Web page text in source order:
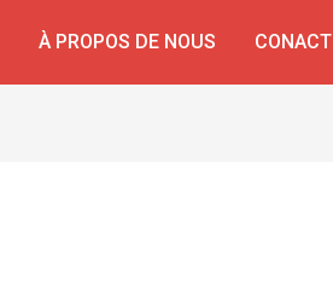
À PROPOS DE NOUS CONACT